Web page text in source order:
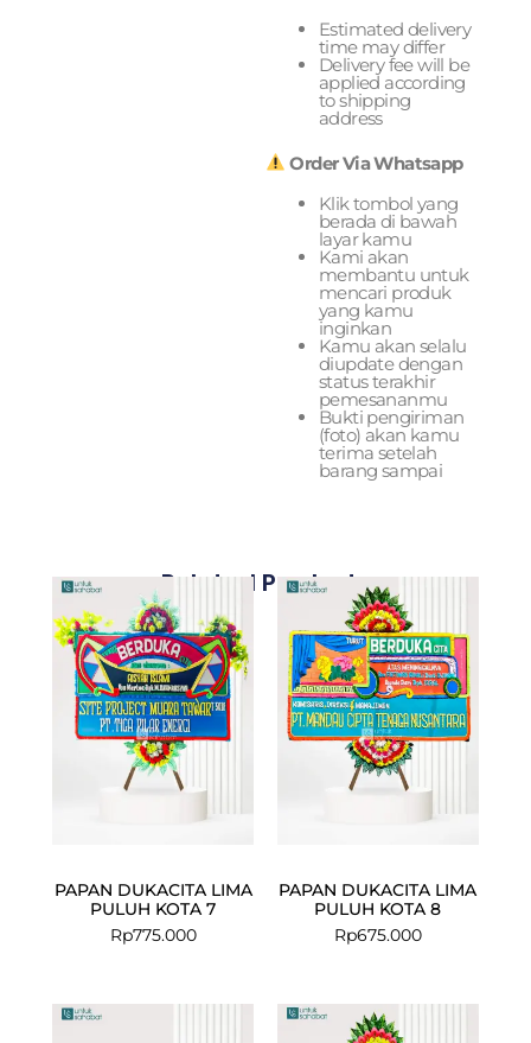
Estimated delivery
time may differ
Delivery fee will be
applied according
to shipping
address
Order Via Whatsapp
Klik tombol yang
berada di bawah
layar kamu
Kami akan
membantu untuk
mencari produk
yang kamu
inginkan
Kamu akan selalu
diupdate dengan
status terakhir
pemesananmu
Bukti pengiriman
(foto) akan kamu
terima setelah
barang sampai
Related Products
PAPAN DUKACITA LIMA
PULUH KOTA 7
Rp775.000
PAPAN DUKACITA LIMA
PULUH KOTA 8
Rp675.000